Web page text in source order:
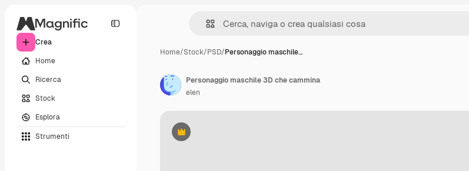
Crea
Home
Ricerca
Stock
Esplora
Strumenti
Home/Stock/PSD/Personaggio maschile…
Premium
Personaggio maschile 3D che cammina
elen